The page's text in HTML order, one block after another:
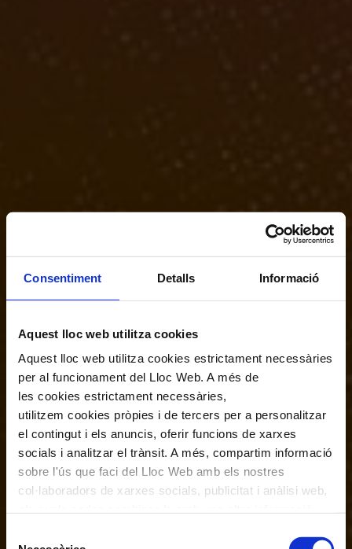
Consentiment Detalls Informació
Aquest lloc web utilitza cookies
Aquest lloc web utilitza cookies estrictament necessàries
per al funcionament del Lloc Web. A més de
les cookies estrictament necessàries,
utilitzem cookies pròpies i de tercers per a personalitzar
el contingut i els anuncis, oferir funcions de xarxes
socials i analitzar el trànsit. A més, compartim informació
sobre l'ús que faci del Lloc Web amb els nostres
col·laboradors de xarxes socials, publicitat i anàlisi web,